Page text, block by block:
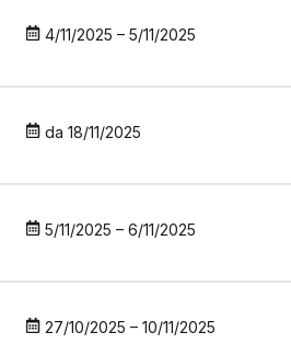
4/11/2025 – 5/11/2025
da 18/11/2025
5/11/2025 – 6/11/2025
27/10/2025 – 10/11/2025